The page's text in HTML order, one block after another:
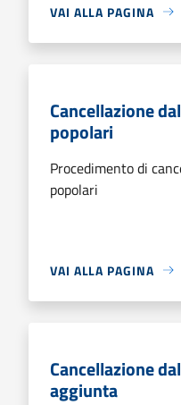
VAI ALLA PAGINA
Cancellazione
popolari
Procedimento di
popolari
VAI ALLA PAGINA
Cancellazione
aggiunta